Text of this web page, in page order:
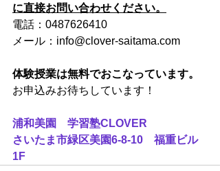
に直接お問い合わせください。
電話：0487626410
メール：info@clover-saitama.com
体験授業は無料でおこなっています。
お申込みお待ちしています！
浦和美園　学習塾CLOVER
さいたま市緑区美園6-8-10　福重ビル
1F